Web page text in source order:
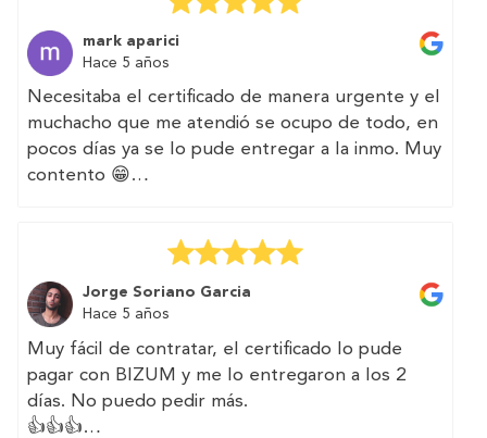
certificate with them.
The web is very intuitive
I will count on them again for other efforts
mark aparici
Hace 5 años
Necesitaba el certificado de manera urgente y el
muchacho que me atendió se ocupo de todo, en
pocos días ya se lo pude entregar a la inmo. Muy
contento 😁
I needed the certificate urgently and the boy
who attended me took care of everything, in a
few days I was able to deliver it to the immo.
Very happy 😁
Jorge Soriano Garcia
Hace 5 años
Muy fácil de contratar, el certificado lo pude
pagar con BIZUM y me lo entregaron a los 2
días. No puedo pedir más.
👍👍👍